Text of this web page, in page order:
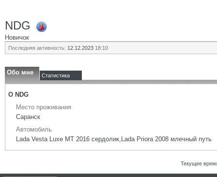
NDG
Новичок
Последняя активность: 12.12.2023 18:10
Обо мне Статистика
О NDG
Место проживания
Саранск
Автомобиль
Lada Vesta Luxe MT 2016 сердолик,Lada Priora 2008 млечный путь
Текущее